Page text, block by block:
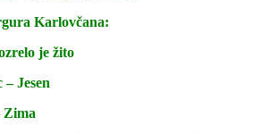
Karlovčana:
je žito
Jesen
Zima